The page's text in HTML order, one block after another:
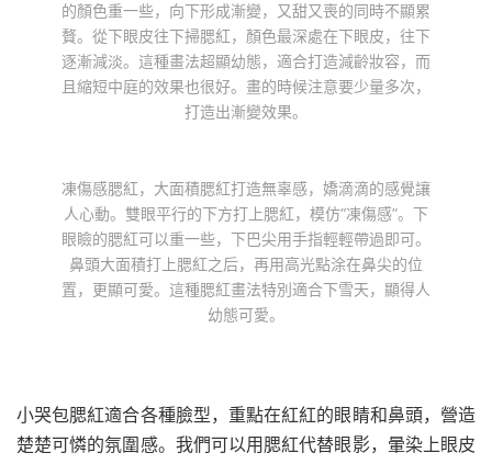
的顏色重一些，向下形成漸變，又甜又喪的同時不顯累
贅。從下眼皮往下掃腮紅，顏色最深處在下眼皮，往下
逐漸減淡。這種畫法超顯幼態，適合打造減齡妝容，而
且縮短中庭的效果也很好。畫的時候注意要少量多次，
打造出漸變效果。
凍傷感腮紅，大面積腮紅打造無辜感，嬌滴滴的感覺讓
人心動。雙眼平行的下方打上腮紅，模仿“凍傷感”。下
眼瞼的腮紅可以重一些，下巴尖用手指輕輕帶過即可。
鼻頭大面積打上腮紅之后，再用高光點涂在鼻尖的位
置，更顯可愛。這種腮紅畫法特別適合下雪天，顯得人
幼態可愛。
小哭包腮紅適合各種臉型，重點在紅紅的眼睛和鼻頭，營造
楚楚可憐的氛圍感。我們可以用腮紅代替眼影，暈染上眼皮